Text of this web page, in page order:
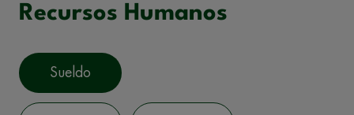
Recursos Humanos
Sueldo